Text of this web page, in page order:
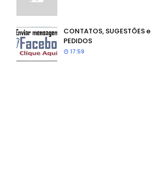
CONTATOS, SUGESTÕES e
PEDIDOS
17:59